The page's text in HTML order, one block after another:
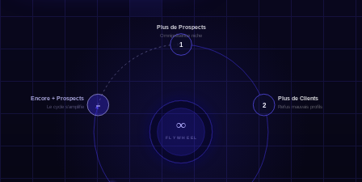
→4 canaux simultanés— jamais dépendant d'une seule source de
leads
∞
FLYWHEEL
1
Plus de Prospects
Omniprésence niche
2
Plus de Clients
Refus mauvais profils
∞
Encore + Prospects
Le cycle s'amplifie